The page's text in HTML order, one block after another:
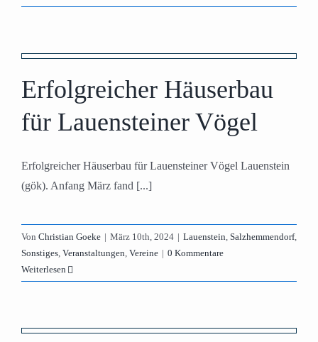
Erfolgreicher Häuserbau
für Lauensteiner Vögel
Erfolgreicher Häuserbau für Lauensteiner Vögel Lauenstein
(gök). Anfang März fand [...]
Von Christian Goeke | März 10th, 2024 | Lauenstein, Salzhemmendorf,
Sonstiges, Veranstaltungen, Vereine | 0 Kommentare
Weiterlesen